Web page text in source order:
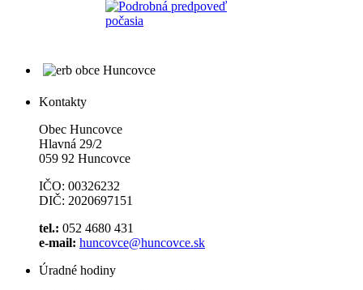
Kontakty
Obec Huncovce
Hlavná 29/2
059 92 Huncovce
IČO: 00326232
DIČ: 2020697151
tel.: 052 4680 431
e-mail: huncovce@huncovce.sk
Úradné hodiny